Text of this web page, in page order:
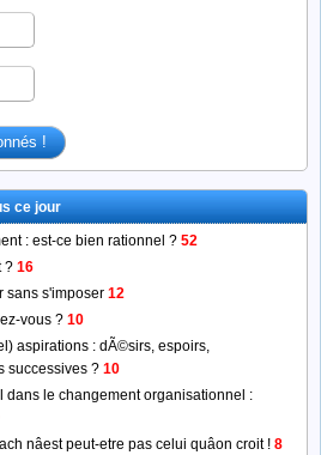
ce jour
: est-ce bien rationnel ? 52
? 16
sans s'imposer 12
vous ? 10
aspirations : dÃ©sirs, espoirs,
successives ? 10
dans le changement organisationnel :
nâest peut-etre pas celui quâon croit ! 8